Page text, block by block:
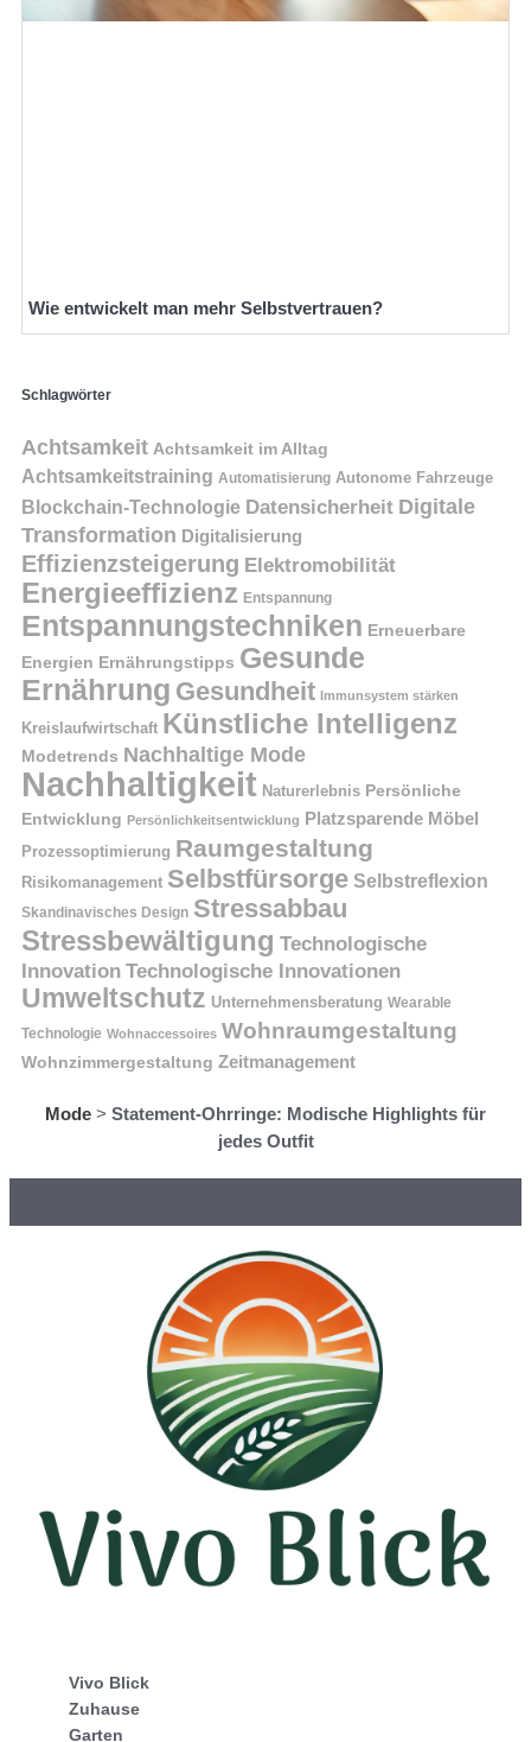
Wie entwickelt man mehr Selbstvertrauen?
Schlagwörter
Achtsamkeit Achtsamkeit im Alltag
Achtsamkeitstraining Automatisierung Autonome Fahrzeuge
Blockchain-Technologie Datensicherheit Digitale
Transformation Digitalisierung
Effizienzsteigerung Elektromobilität
Energieeffizienz Entspannung
Entspannungstechniken Erneuerbare
Energien Ernährungstipps Gesunde
Ernährung Gesundheit Immunsystem stärken
Kreislaufwirtschaft Künstliche Intelligenz
Modetrends Nachhaltige Mode
Nachhaltigkeit Naturerlebnis Persönliche
Entwicklung Persönlichkeitsentwicklung Platzsparende Möbel
Prozessoptimierung Raumgestaltung
Risikomanagement Selbstfürsorge Selbstreflexion
Skandinavisches Design Stressabbau
Stressbewältigung Technologische
Innovation Technologische Innovationen
Umweltschutz Unternehmensberatung Wearable
Technologie Wohnaccessoires Wohnraumgestaltung
Wohnzimmergestaltung Zeitmanagement
Mode > Statement-Ohrringe: Modische Highlights für
jedes Outfit
Vivo Blick
Zuhause
Garten